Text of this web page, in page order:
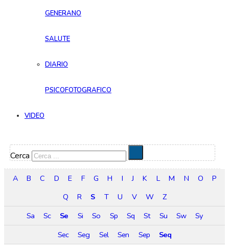
GENERANO
SALUTE
DIARIO
PSICOFOTOGRAFICO
VIDEO
Cerca
A B C D E F G H I J K L M N O
P
Q
R S T U V W
Z
Sa
Sc Se Si So Sp Sq St Su Sw
Sy
Sec
Seg Sel Sen Sep Seq